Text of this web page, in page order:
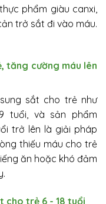
phẩm giàu canxi,
trở sắt đi vào máu.
tăng cường máu lên
sắt cho trẻ như
tuổi, và sản phẩm
trở lên là giải pháp
thiếu máu cho trẻ
ăn hoặc khó đảm